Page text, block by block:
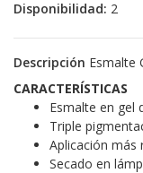
Disponibilidad: 2
Descripción Esmalte
CARACTERÍSTICAS
Esmalte en gel
Triple
Aplicación más
Secado en